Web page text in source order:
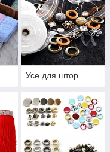
Усе для штор